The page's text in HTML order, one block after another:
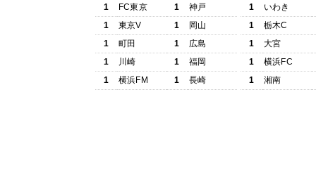
1
FC東京 1
神戸
1
東京V 1
岡山
1
町田 1
広島
1
川崎 1
福岡
1
横浜FM 1 長崎
1
いわき
1
栃木C
1
大宮
1
横浜FC
1
湘南